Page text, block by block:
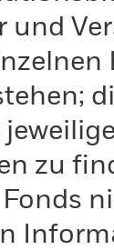
und
zu